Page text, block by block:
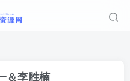
＆李胜楠